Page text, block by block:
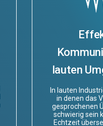
lauten
In lauten
in denen das
gesprochenen
schwierig sein
Echtzeit